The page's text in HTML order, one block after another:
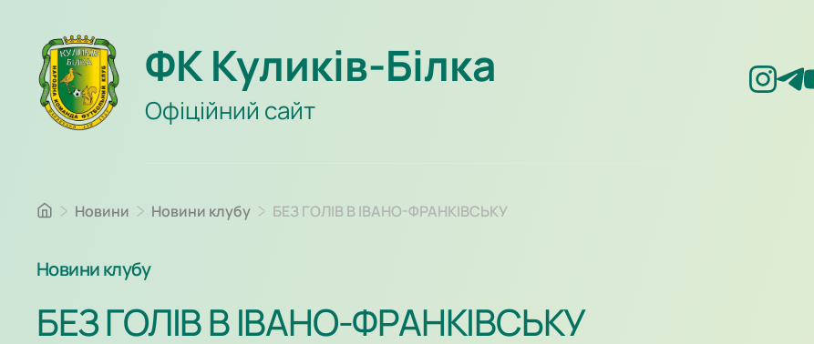
ФК Куликів-Білка
Офіційний сайт
Новини Новини клубу БЕЗ ГОЛІВ В ІВАНО-ФРАНКІВСЬКУ
Новини клубу
БЕЗ ГОЛІВ В ІВАНО-ФРАНКІВСЬКУ